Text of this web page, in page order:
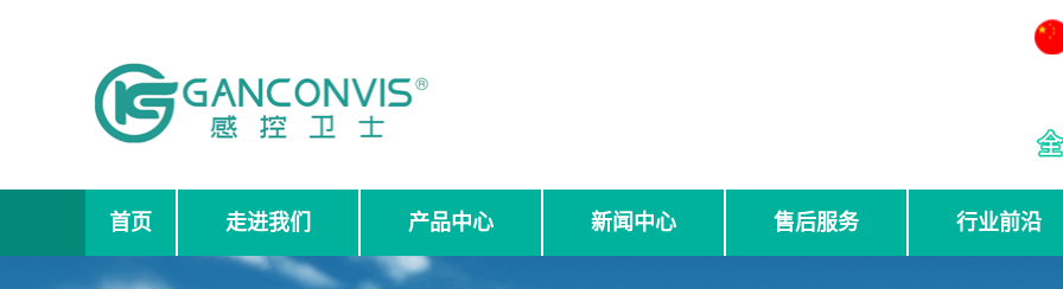
首页 走进我们 产品中心 新闻中心 售后服务 行业前沿